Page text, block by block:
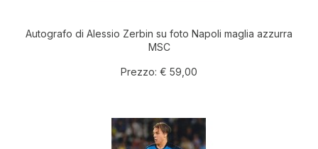
Autografo di Alessio Zerbin su foto Napoli maglia azzurra
MSC
Prezzo: € 59,00